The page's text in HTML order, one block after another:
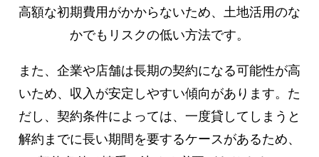
高額な初期費用がかからないため、土地活用のな
かでもリスクの低い方法です。
また、企業や店舗は長期の契約になる可能性が高
いため、収入が安定しやすい傾向があります。た
だし、契約条件によっては、一度貸してしまうと
解約までに長い期間を要するケースがあるため、